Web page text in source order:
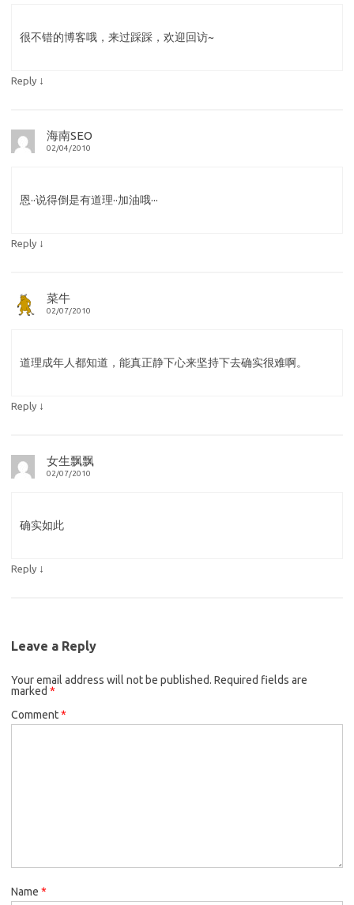
很不错的博客哦，来过踩踩，欢迎回访~
Reply ↓
海南SEO
02/04/2010
恩··说得倒是有道理··加油哦···
Reply ↓
菜牛
02/07/2010
道理成年人都知道，能真正静下心来坚持下去确实很难啊。
Reply ↓
女生飘飘
02/07/2010
确实如此
Reply ↓
Leave a Reply
Your email address will not be published. Required fields are
marked *
Comment*
Name *